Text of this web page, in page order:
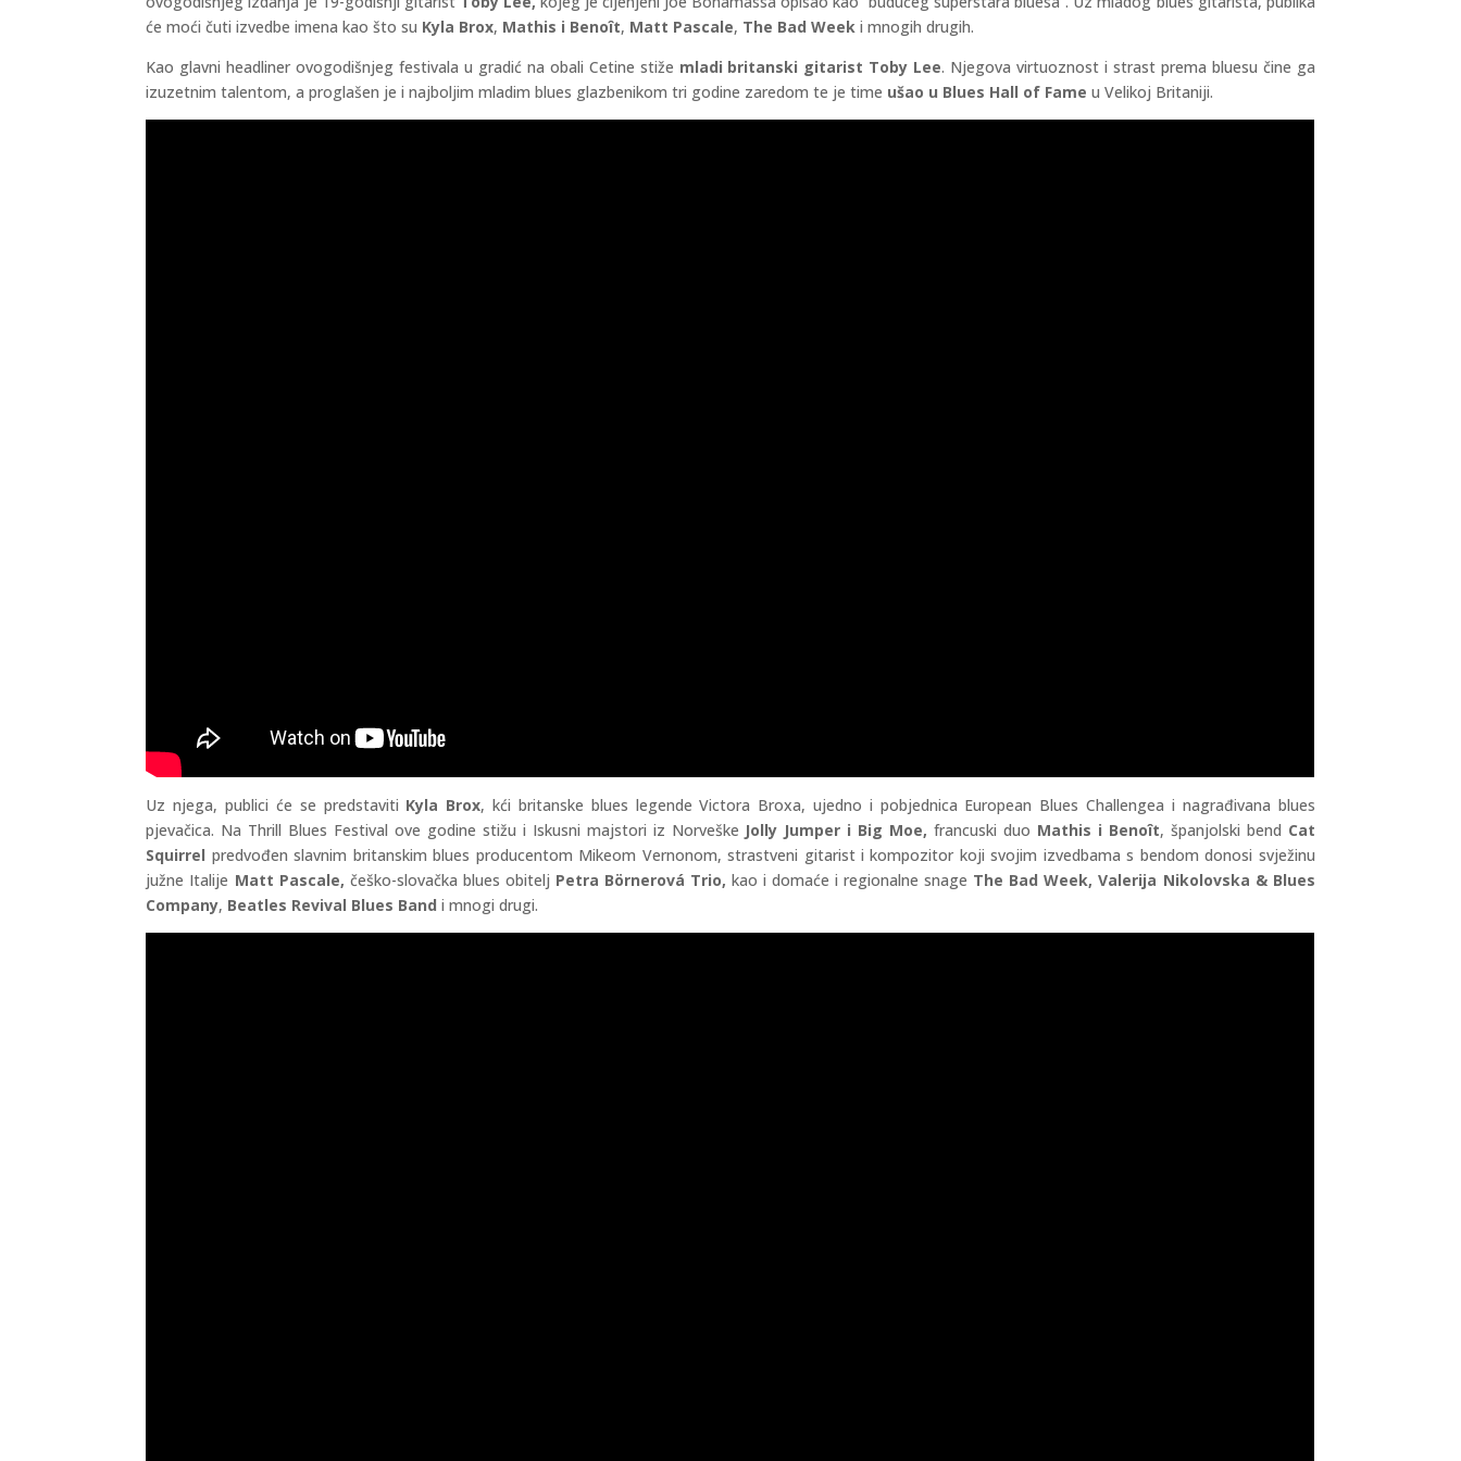
će moći čuti izvedbe imena kao što su Kyla Brox, Mathis i Benoît, Matt Pascale, The Bad Weeki mnogih drugih.
Kao glavni headliner ovogodišnjeg festivala u gradić na obali Cetine stiže mladi britanski gitarist Toby Lee. Njegova virtuoznost i strast prema bluesu čine ga
izuzetnim talentom, a proglašen je i najboljim mladim blues glazbenikom tri godine zaredom te je time ušao u Blues Hall of Fameu Velikoj Britaniji.
Uz njega, publici će se predstaviti Kyla Brox, kći britanske blues legende Victora Broxa, ujedno i pobjednica European Blues Challengea i nagrađivana blues
pjevačica. Na Thrill Blues Festival ove godine stižu i Iskusni majstori iz Norveške Jolly Jumper i Big Moe,francuski duo Mathis i Benoît, španjolski bend Cat
Squirrel predvođen slavnim britanskim blues producentom Mikeom Vernonom, strastveni gitarist i kompozitor koji svojim izvedbama s bendom donosi svježinu
južne Italije Matt Pascale, češko-slovačka blues obitelj Petra Börnerová Trio, kao i domaće i regionalne snage The Bad Week, Valerija Nikolovska & Blues
Company, Beatles Revival Blues Bandi mnogi drugi.